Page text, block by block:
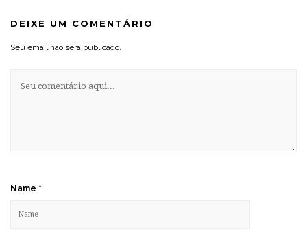
DEIXE UM COMENTÁRIO
Seu email não será publicado.
Name *